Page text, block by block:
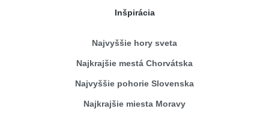
Inšpirácia
Najvyššie hory sveta
Najkrajšie mestá Chorvátska
Najvyššie pohorie Slovenska
Najkrajšie miesta Moravy